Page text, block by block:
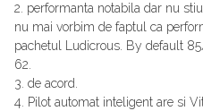
2. performanta notabila dar nu
nu mai vorbim de faptul ca
pachetul Ludicrous. By default
62.
3. de acord.
4. Pilot automat inteligent are si